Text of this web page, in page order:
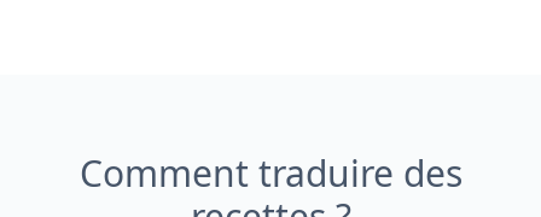
Comment traduire des